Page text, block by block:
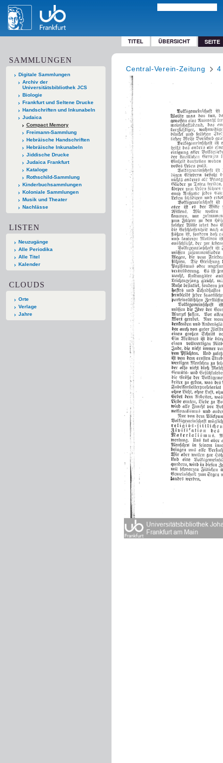
TITEL ÜBERSICHT SEITE
SAMMLUNGEN
Digitale Sammlungen
Archiv der
Universitätsbibliothek JCS
Biologie
Frankfurt und Seltene Drucke
Handschriften und Inkunabeln
Judaica
Compact Memory
Freimann-Sammlung
Hebräische Handschriften
Hebräische Inkunabeln
Jiddische Drucke
Judaica Frankfurt
Kataloge
Rothschild-Sammlung
Kinderbuchsammlungen
Koloniale Sammlungen
Musik und Theater
Nachlässe
LISTEN
Neuzugänge
Alle Periodika
Alle Titel
Kalender
CLOUDS
Orte
Verlage
Jahre
Central-Verein-Zeitung 4